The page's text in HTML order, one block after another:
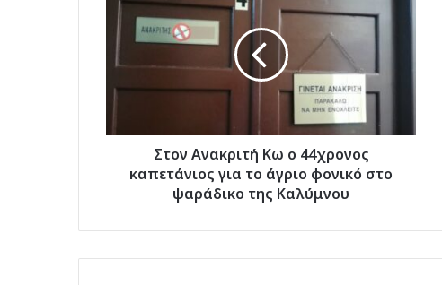
Κω
για
άγριο
Καλύμνου
Στον Ανακριτή Κω ο 44χρονος
καπετάνιος για το άγριο φονικό στο
ψαράδικο της Καλύμνου